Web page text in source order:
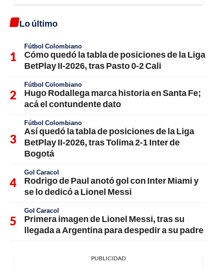
Lo último
Fútbol Colombiano
Cómo quedó la tabla de posiciones de la Liga
BetPlay II-2026, tras Pasto 0-2 Cali
Fútbol Colombiano
Hugo Rodallega marca historia en Santa Fe;
acá el contundente dato
Fútbol Colombiano
Así quedó la tabla de posiciones de la Liga
BetPlay II-2026, tras Tolima 2-1 Inter de
Bogotá
Gol Caracol
Rodrigo de Paul anotó gol con Inter Miami y
se lo dedicó a Lionel Messi
Gol Caracol
Primera imagen de Lionel Messi, tras su
llegada a Argentina para despedir a su padre
PUBLICIDAD